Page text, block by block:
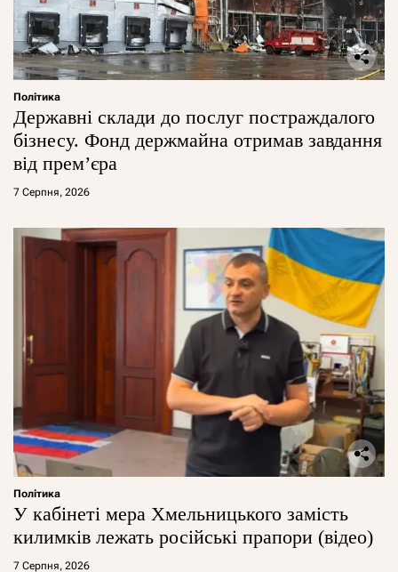
Політика
Державні склади до послуг постраждалого
бізнесу. Фонд держмайна отримав завдання
від прем’єра
7 Серпня, 2026
Політика
У кабінеті мера Хмельницького замість
килимків лежать російські прапори (відео)
7 Серпня, 2026